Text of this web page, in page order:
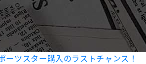
ーツスター購入のラストチャンス！